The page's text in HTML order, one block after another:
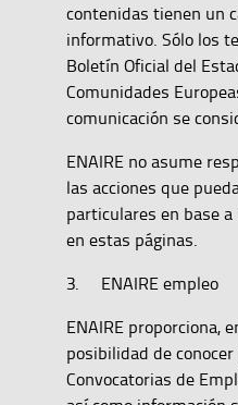
contenidas tienen un
informativo. Sólo los
Boletín Oficial del
Comunidades
comunicación se
ENAIRE no asume
las acciones que
particulares en base
en estas páginas.
3. ENAIRE empleo
ENAIRE proporciona,
posibilidad de
Convocatorias de